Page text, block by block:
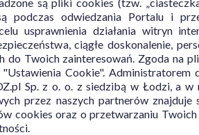
Do codziennego stosowania.
odwiedzania Portalu i
usprawnienia działania witryn
ciągłe doskonalenie,
Twoich zainteresowań. Zgoda na
Cookie". Administratorem
Sp. z o. o. z siedzibą w Łodzi, a w
przez naszych partnerów
cookies oraz o przetwarzaniu